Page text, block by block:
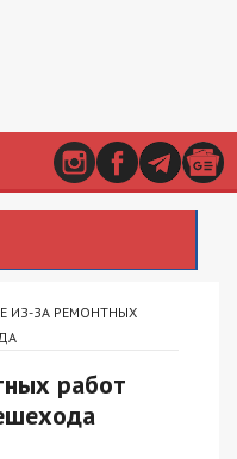
ИЗ-ЗА РЕМОНТНЫХ
работ